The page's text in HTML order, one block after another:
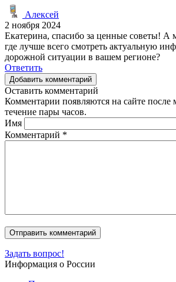
Алексей
2 ноября 2024
Екатерина, спасибо за ценные советы! А
где лучше всего смотреть актуальную
дорожной ситуации в вашем регионе?
Ответить
Добавить комментарий
Оставить комментарий
Комментарии появляются на сайте после
течение пары часов.
Имя
Комментарий *
Задать вопрос!
Информация о России